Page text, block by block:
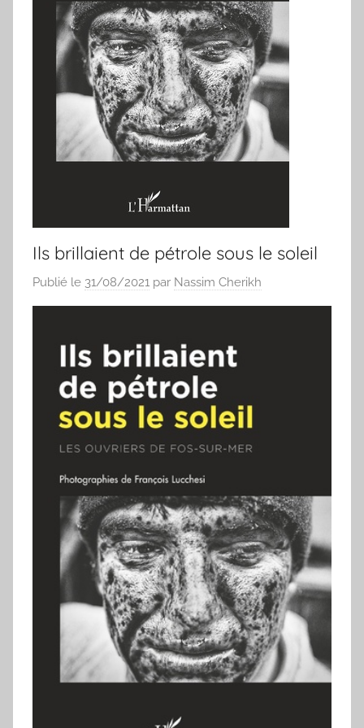
Ils brillaient de pétrole sous le soleil
Publié le 31/08/2021 par Nassim Cherikh